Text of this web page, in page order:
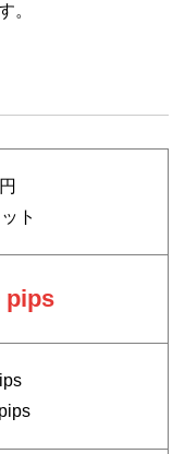
。
ト
pips